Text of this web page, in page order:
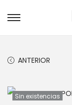
ANTERIOR
Sin existencias